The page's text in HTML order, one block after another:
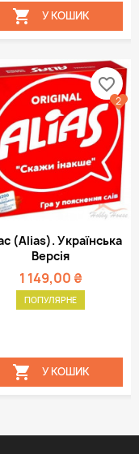
 У КОШИК
(Alias). Українська
Версія
1 149,00 ₴
ПОПУЛЯРНЕ
 У КОШИК
favorite_border
2